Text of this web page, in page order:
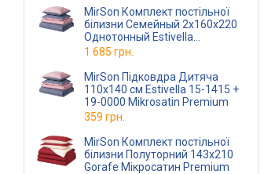
MirSon Комплект постільної
білизни Семейный 2x160x220
Однотонный Estivella
Микросатин Premium
1 685 грн.
MirSon Підковдра Дитяча
110х140 см Estivella 15-1415 +
19-0000 Mikrosatin Premium
359 грн.
MirSon Комплект постільної
білизни Полуторний 143х210
Gorafe Мікросатин Premium